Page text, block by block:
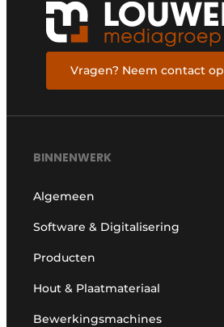
Vragen? Neem contact op
BINNENWERK
Algemeen
Software & Digitalisering
Producten
Hout & Plaatmateriaal
Bewerkingsmachines